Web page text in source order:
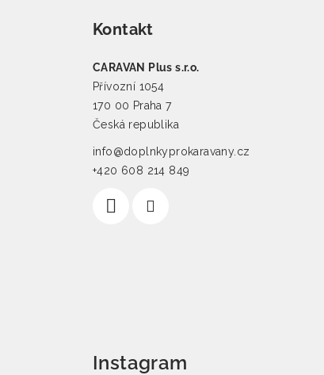
Kontakt
CARAVAN Plus s.r.o.
Přívozní 1054
170 00 Praha 7
Česká republika
info@doplnkyprokaravany.cz
+420 608 214 849
Instagram